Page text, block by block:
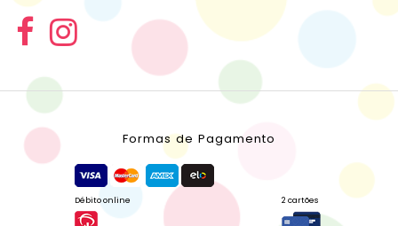
Formas de Pagamento
Débito online 2 cartões